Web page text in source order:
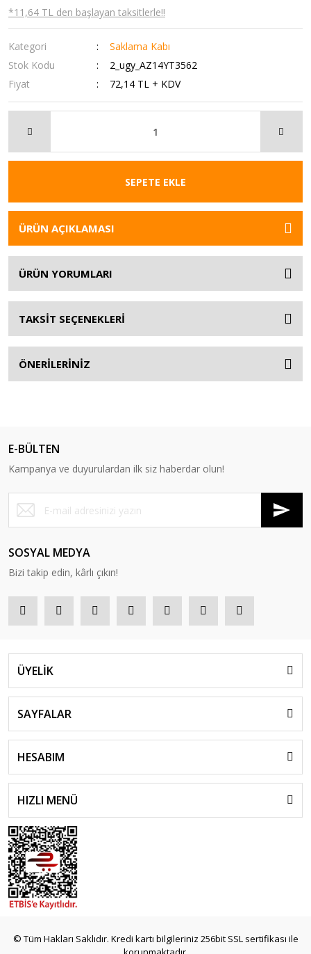
*11,64 TL den başlayan taksitlerle!!
Kategori
Saklama Kabı
Stok Kodu
2_ugy_AZ14YT3562
Fiyat
72,14 TL + KDV
SEPETE EKLE
ÜRÜN AÇIKLAMASI
ÜRÜN YORUMLARI
TAKSİT SEÇENEKLERİ
ÖNERİLERİNİZ
E-BÜLTEN
Kampanya ve duyurulardan ilk siz haberdar olun!
SOSYAL MEDYA
Bizi takip edin, kârlı çıkın!
ÜYELİK
SAYFALAR
HESABIM
HIZLI MENÜ
© Tüm Hakları Saklıdır. Kredi kartı bilgileriniz 256bit SSL sertifikası ile